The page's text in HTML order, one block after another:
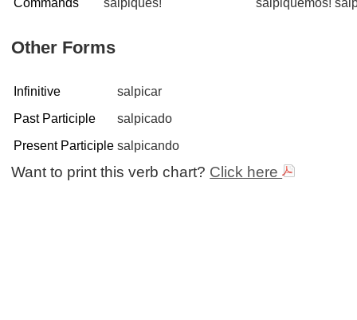
Commands
salpiques!
salpiquemos!
Other Forms
Infinitive
salpicar
Past Participle
salpicado
Present Participle salpicando
Want to print this verb chart? Click here